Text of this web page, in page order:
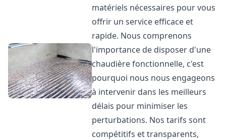
matériels nécessaires pour vous
offrir un service efficace et
rapide. Nous comprenons
l'importance de disposer d'une
chaudière fonctionnelle, c'est
pourquoi nous nous engageons
à intervenir dans les meilleurs
délais pour minimiser les
perturbations. Nos tarifs sont
compétitifs et transparents,